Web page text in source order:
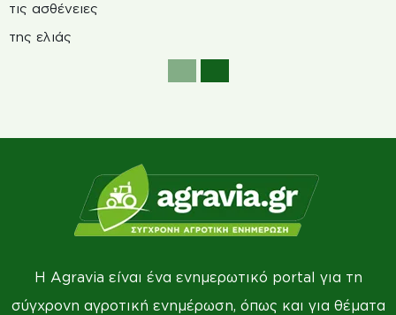
Η Agravia είναι ένα ενημερωτικό portal για τη
σύγχρονη αγροτική ενημέρωση, όπως και για θέματα